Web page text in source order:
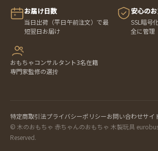
お届け日数
当日出荷（平日午前注文）で最
短翌日お届け
安心の
SSL暗号
全に管理
おもちゃコンサルタント3名在籍
専門家監修の選抟
特定商取引法プライバシーポリシーお問い合わせサイ
© 木のおもちゃ 赤ちゃんのおもちゃ 木製玩具
Reserved.